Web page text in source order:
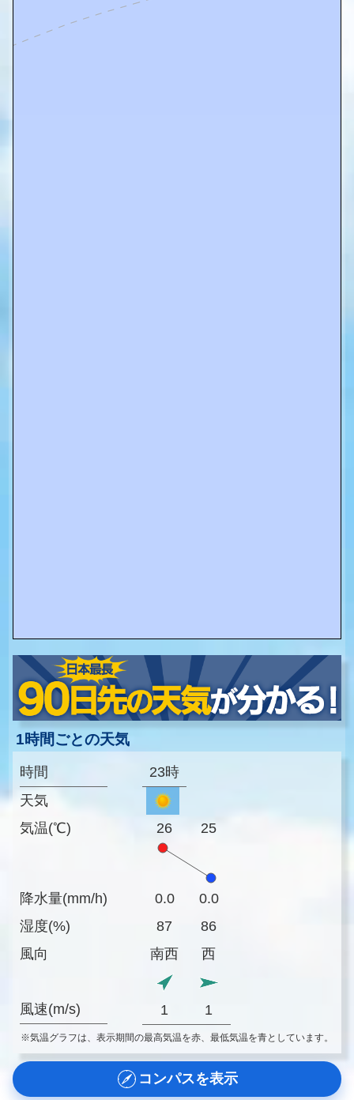
1時間ごとの天気
時間
天気
気温(℃)
降水量(mm/h)
湿度(%)
風向
風速(m/s)
23時
26 25
0.0
0.0
87
86
南西
西
1 1
※気温グラフは、表示期間の最高気温を赤、最低気温を青としています。
コンパスを表示